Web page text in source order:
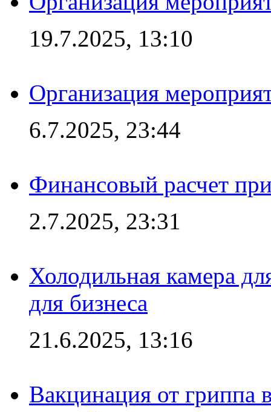
19.7.2025, 13:10
Организация
6.7.2025, 23:44
Финансовый расчет
2.7.2025, 23:31
Холодильная камера
для бизнеса
21.6.2025, 13:16
Вакцинация от гриппа